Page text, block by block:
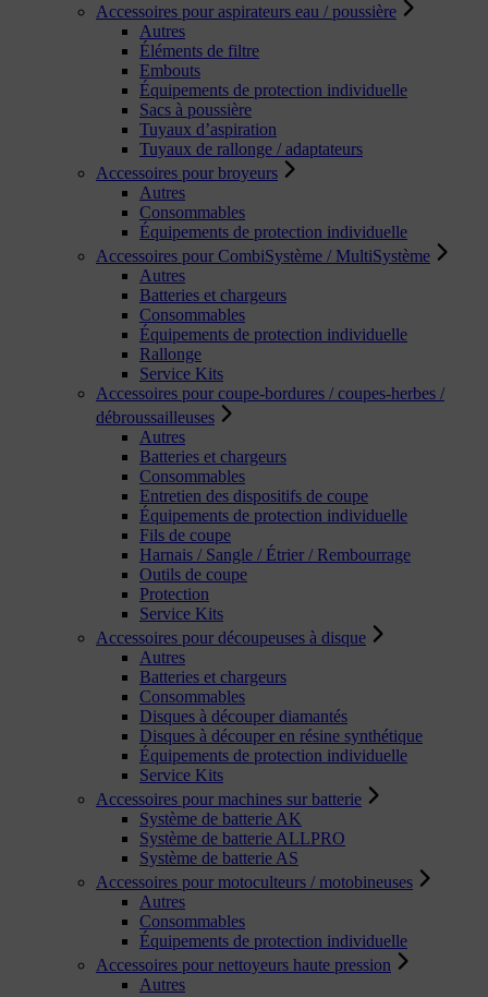
Accessoires pour aspirateurs eau / poussière
Autres
Éléments de filtre
Embouts
Équipements de protection individuelle
Sacs à poussière
Tuyaux d’aspiration
Tuyaux de rallonge / adaptateurs
Accessoires pour broyeurs
Autres
Consommables
Équipements de protection individuelle
Accessoires pour CombiSystème / MultiSystème
Autres
Batteries et chargeurs
Consommables
Équipements de protection individuelle
Rallonge
Service Kits
Accessoires pour coupe-bordures / coupes-herbes /
débroussailleuses
Autres
Batteries et chargeurs
Consommables
Entretien des dispositifs de coupe
Équipements de protection individuelle
Fils de coupe
Harnais / Sangle / Étrier / Rembourrage
Outils de coupe
Protection
Service Kits
Accessoires pour découpeuses à disque
Autres
Batteries et chargeurs
Consommables
Disques à découper diamantés
Disques à découper en résine synthétique
Équipements de protection individuelle
Service Kits
Accessoires pour machines sur batterie
Système de batterie AK
Système de batterie ALLPRO
Système de batterie AS
Accessoires pour motoculteurs / motobineuses
Autres
Consommables
Équipements de protection individuelle
Accessoires pour nettoyeurs haute pression
Autres